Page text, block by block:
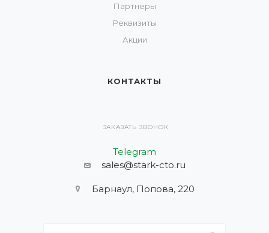
Партнеры
Реквизиты
Акции
КОНТАКТЫ
ЗАКАЗАТЬ ЗВОНОК
Telegram
sales@stark-cto.ru
Барнаул, Попова, 220